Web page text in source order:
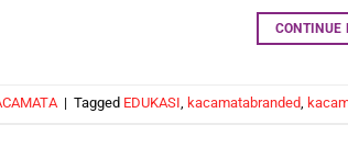
CONTINUE
| Tagged EDUKASI, kacamatabranded,